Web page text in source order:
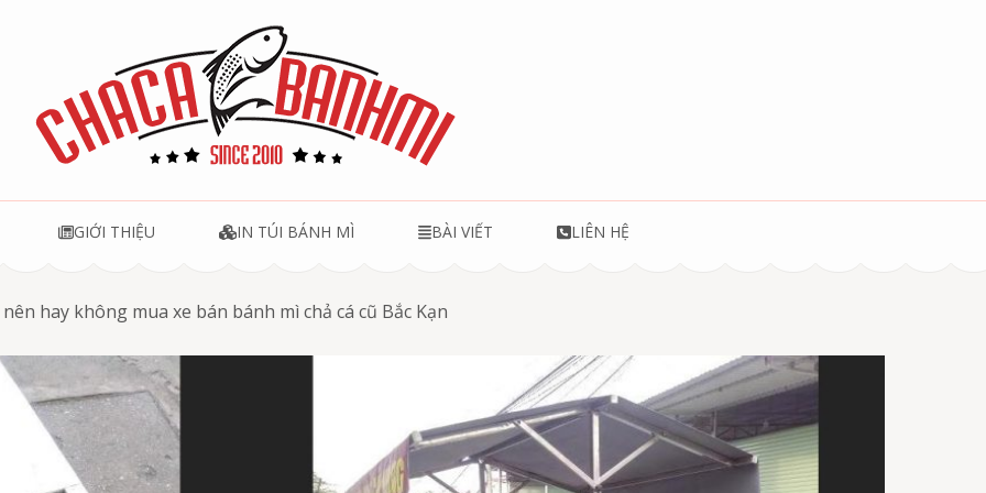
GIỚI THIỆU IN TÚI BÁNH MÌ BÀI VIẾT LIÊN HỆ
nên hay không mua xe bán bánh mì chả cá cũ Bắc Kạn